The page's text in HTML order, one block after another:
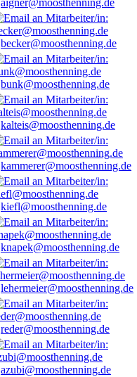
aigner@moosthenning.de
becker@moosthenning.de
bunk@moosthenning.de
kalteis@moosthenning.de
kammerer@moosthenning.de
kiefl@moosthenning.de
knapek@moosthenning.de
lehermeier@moosthenning.de
reder@moosthenning.de
azubi@moosthenning.de